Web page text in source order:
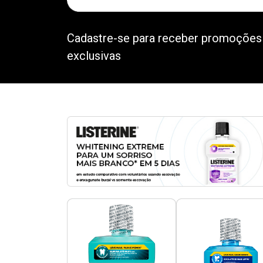
Cadastre-se para receber promoções
exclusivas